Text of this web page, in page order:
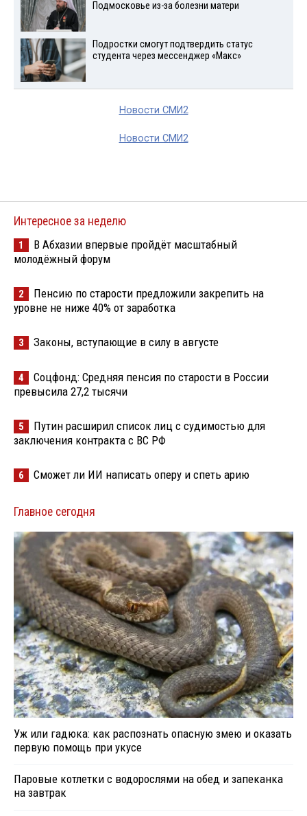
Подмосковье из-за болезни матери
Подростки смогут подтвердить статус
студента через мессенджер «Макс»
Новости СМИ2
Новости СМИ2
Интересное за неделю
1
В Абхазии впервые пройдёт масштабный
молодёжный форум
2
Пенсию по старости предложили закрепить на
уровне не ниже 40% от заработка
3 Законы, вступающие в силу в августе
4
Соцфонд: Средняя пенсия по старости в России
превысила 27,2 тысячи
5
Путин расширил список лиц с судимостью для
заключения контракта с ВС РФ
6 Сможет ли ИИ написать оперу и спеть арию
Главное сегодня
Уж или гадюка: как распознать опасную змею и оказать
первую помощь при укусе
Паровые котлетки с водорослями на обед и запеканка
на завтрак